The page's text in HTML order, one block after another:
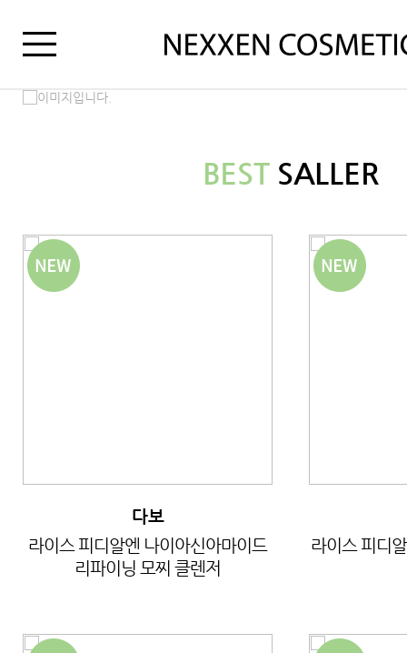
BESTSALLER
다보
라이스 피디알엔 나이아신아마이드
리파이닝 모찌 클렌저
라이스 피디